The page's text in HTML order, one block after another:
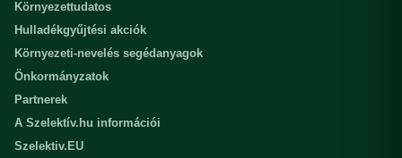
Környezettudatos
Hulladékgyűjtési akciók
Környezeti-nevelés segédanyagok
Önkormányzatok
Partnerek
A Szelektív.hu információi
Szelektiv.EU